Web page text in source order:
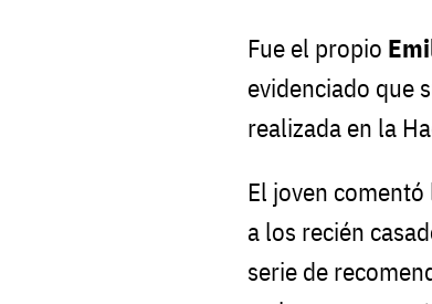
Fue el propio
evidenciado que
realizada en la
El joven
a los recién
serie de